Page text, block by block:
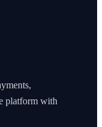
platform with